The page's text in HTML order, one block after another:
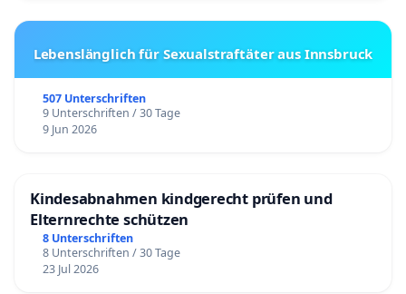
Lebenslänglich für Sexualstraftäter aus Innsbruck
507 Unterschriften
9 Unterschriften / 30 Tage
9 Jun 2026
Kindesabnahmen kindgerecht prüfen und
Elternrechte schützen
8 Unterschriften
8 Unterschriften / 30 Tage
23 Jul 2026